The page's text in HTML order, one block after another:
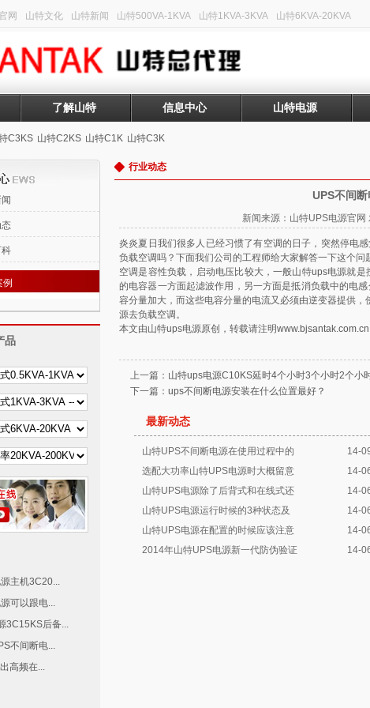
网 山特文化 山特新闻 山特500VA-1KVA 山特1KVA-3KVA 山特6KVA-20KVA
了解山特 信息中心 山特电源
C3KS 山特C2KS 山特C1K 山特C3K
科
例
品
主机3C20...
可以跟电...
3C15KS后备...
不间断电...
高频在...
行业动态
UPS不间
新闻来源：山特UPS电源官
炎炎夏日我们很多人已经习惯了有空调的日子，突然停电
负载空调吗？下面我们公司的工程师给大家解答一下这个问
空调是容性负载，启动电压比较大，一般山特ups电源就
的电容器一方面起滤波作用，另一方面是抵消负载中的电
容分量加大，而这些电容分量的电流又必须由逆变器提供
源去负载空调。
本文由山特ups电源原创，转载请注明www.bjsantak.com.cn
上一篇： 山特ups电源C10KS延时4个小时3个小时2个小
下一篇： ups不间断电源安装在什么位置最好？
最新动态
山特UPS不间断电源在使用过程中的
14-
选配大功率山特UPS电源时大概留意
14-
山特UPS电源除了后背式和在线式还
14-
山特UPS电源运行时候的3种状态及
14-
山特UPS电源在配置的时候应该注意
14-
2014年山特UPS电源新一代防伪验证
14-